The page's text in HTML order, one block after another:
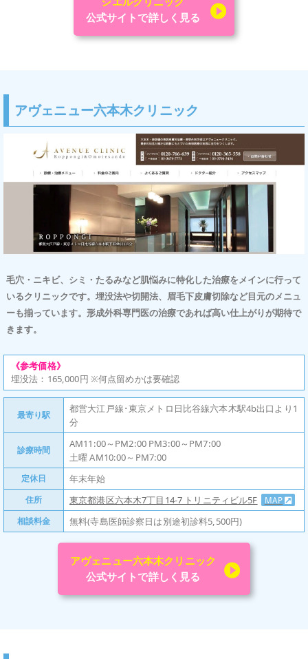
公式サイトで詳しく見る
アヴェニュー六本木クリニック
毛穴・ニキビ、シミ・たるみなど肌悩みに特化した治療をメインに行って
いるクリニックです。埋没法や切開法、眉毛下皮膚切除など目元のメニュ
ーも揃っています。形成外科専門医の治療であれば高い仕上がりが期待で
きます。
《参考価格》
埋没法：165,000円 ※何点留めかは要確認
最寄り駅
都営大江戸線･東京メトロ日比谷線六本木駅4b出口より1
分
診療時間
AM11:00～PM2:00 PM3:00～PM7:00
土曜 AM10:00～PM7:00
定休日 年末年始
住所 東京都港区六本木7丁目14-7 トリニティビル5F MAP
相談料金 無料(寺島医師診察日は別途初診料5,500円)
アヴェニュー六本木クリニック
公式サイトで詳しく見る